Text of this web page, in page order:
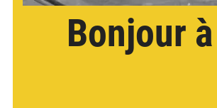
Bonjour